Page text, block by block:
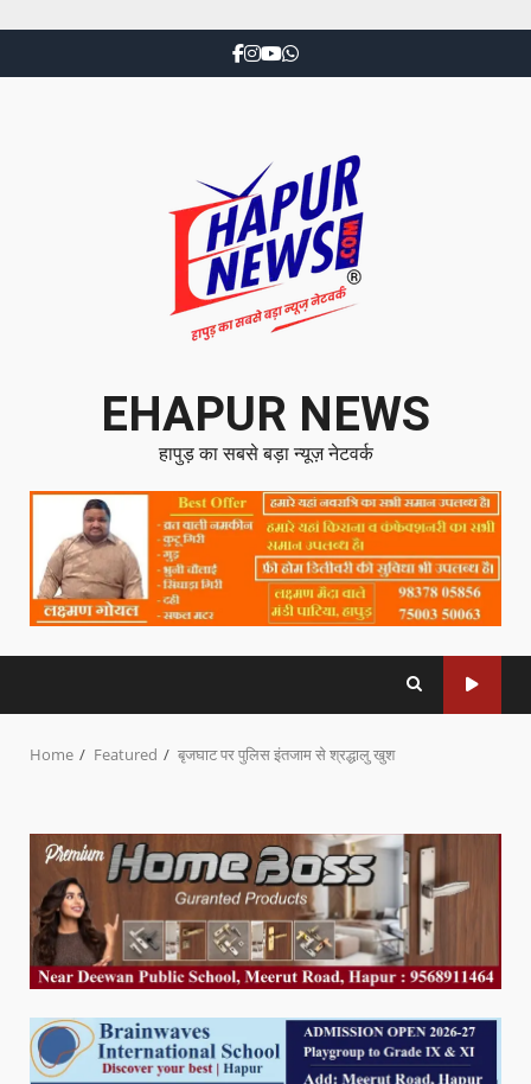
EHAPUR NEWS
हापुड़ का सबसे बड़ा न्यूज़ नेटवर्क
Home Featured बृजघाट पर पुलिस इंतजाम से श्रद्धालु खुश